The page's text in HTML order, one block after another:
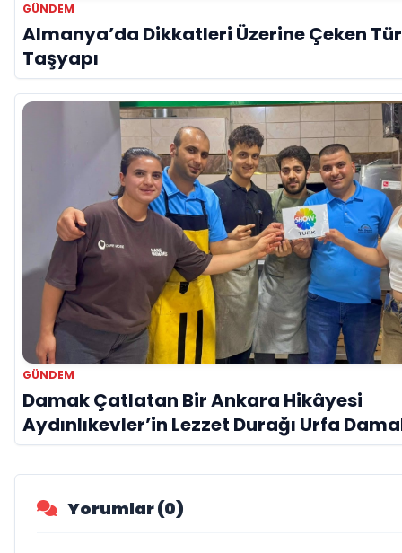
GÜNDEM
Almanya’da Dikkatleri Üzerine Çeken
Taşyapı
GÜNDEM
Damak Çatlatan Bir Ankara Hikâyesi
Aydınlıkevler’in Lezzet Durağı Urfa
Yorumlar (0)